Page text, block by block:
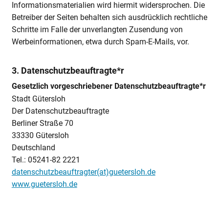
Informationsmaterialien wird hiermit widersprochen. Die
Betreiber der Seiten behalten sich ausdrücklich rechtliche
Schritte im Falle der unverlangten Zusendung von
Werbeinformationen, etwa durch Spam-E-Mails, vor.
3. Datenschutzbeauftragte*r
Gesetzlich vorgeschriebener Datenschutzbeauftragte*r
Stadt Gütersloh
Der Datenschutzbeauftragte
Berliner Straße 70
33330 Gütersloh
Deutschland
Tel.: 05241-82 2221
datenschutzbeauftragter(at)guetersloh.de
www.guetersloh.de